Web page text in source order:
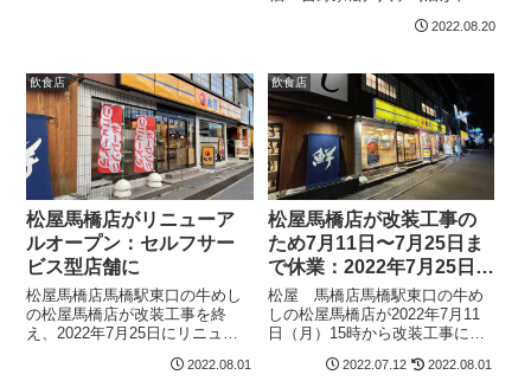
スモール松戸向かいの八ヶ崎1丁
しました。本日の新聞折り込み
チラシには開店記念の以下のク
ーポンがつ...
2022.08.20
飲食店
松屋馬橋店がリニューア
ルオープン：セルフサー
ビス型店舗に
松屋馬橋店馬橋駅東口の牛めし
の松屋馬橋店が改装工事を終
え、2022年7月25日にリニュー
橋店が改装工事のため7月11日〜
2022.08.01
飲食店
松屋馬橋店が改装工事の
ため7月11日〜7月25日ま
で休業：2022年7月25日リ
ニューアルオープン
松屋 馬橋店馬橋駅東口の牛め
しの松屋馬橋店が2022年7月11
日（月）15時から改装工事には
期間は7月25日15時までで、
2022.07.12 2022.08.01